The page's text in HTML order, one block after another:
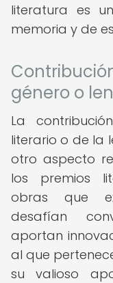
literatura es
memoria y de
género o
La
literario o de la
otro aspecto
los premios
obras que
desafían
aportan
al que
su valioso